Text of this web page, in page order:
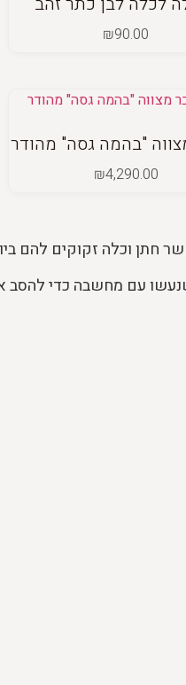
₪90.00
"בהמה גסה" מהודר
₪4,290.00
חתן וכלה זקוקים להם
עם מחשבה כדי להסב